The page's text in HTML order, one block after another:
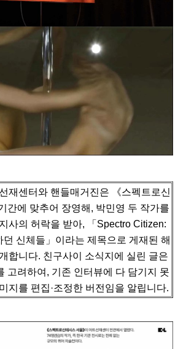
재센터와 핸들매거진은 《스펙트로신
간에 맞추어 장영해, 박민영 두 작가를
사의 허락을 받아, 「Spectro Citizen:
신체들」이라는 제목으로 게재된 해
합니다. 친구사이 소식지에 실린 글은
고려하여, 기존 인터뷰에 다 담기지 못
지를 편집·조정한 버전임을 알립니다.